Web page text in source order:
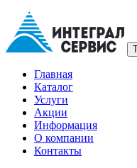
Главная
Каталог
Услуги
Акции
Информация
О компании
Контакты